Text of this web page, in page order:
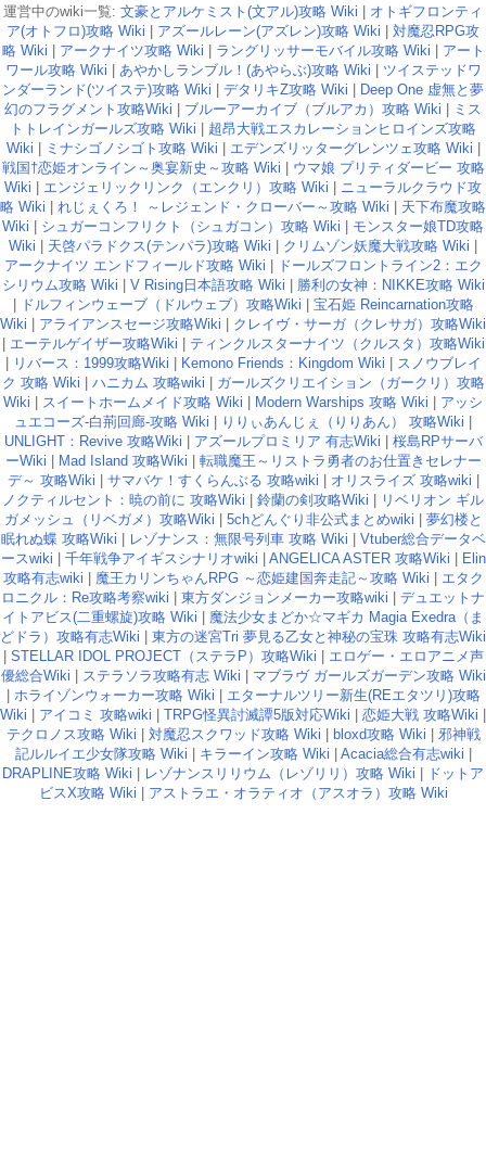
運営中のwiki一覧: 文豪とアルケミスト(文アル)攻略 Wiki | オトギフロンティ
ア(オトフロ)攻略 Wiki | アズールレーン(アズレン)攻略 Wiki | 対魔忍RPG攻
略 Wiki | アークナイツ攻略 Wiki | ラングリッサーモバイル攻略 Wiki | アート
ワール攻略 Wiki | あやかしランブル！(あやらぶ)攻略 Wiki | ツイステッドワ
ンダーランド(ツイステ)攻略 Wiki | デタリキZ攻略 Wiki | Deep One 虚無と夢
幻のフラグメント攻略Wiki | ブルーアーカイブ（ブルアカ）攻略 Wiki | ミス
トトレインガールズ攻略 Wiki | 超昂大戦エスカレーションヒロインズ攻略
Wiki | ミナシゴノシゴト攻略 Wiki | エデンズリッターグレンツェ攻略 Wiki |
戦国†恋姫オンライン～奥宴新史～攻略 Wiki | ウマ娘 プリティダービー 攻略
Wiki | エンジェリックリンク（エンクリ）攻略 Wiki | ニューラルクラウド攻
略 Wiki | れじぇくろ！ ～レジェンド・クローバー～攻略 Wiki | 天下布魔攻略
Wiki | シュガーコンフリクト（シュガコン）攻略 Wiki | モンスター娘TD攻略
Wiki | 天啓パラドクス(テンパラ)攻略 Wiki | クリムゾン妖魔大戦攻略 Wiki |
アークナイツ エンドフィールド攻略 Wiki | ドールズフロントライン2：エク
シリウム攻略 Wiki | V Rising日本語攻略 Wiki | 勝利の女神：NIKKE攻略 Wiki
| ドルフィンウェーブ（ドルウェブ）攻略Wiki | 宝石姫 Reincarnation攻略
Wiki | アライアンスセージ攻略Wiki | クレイヴ・サーガ（クレサガ）攻略Wiki
| エーテルゲイザー攻略Wiki | ティンクルスターナイツ（クルスタ）攻略Wiki
| リバース：1999攻略Wiki | Kemono Friends：Kingdom Wiki | スノウブレイ
ク 攻略 Wiki | ハニカム 攻略wiki | ガールズクリエイション（ガークリ）攻略
Wiki | スイートホームメイド攻略 Wiki | Modern Warships 攻略 Wiki | アッシ
ュエコーズ-白荊回廊-攻略 Wiki | りりぃあんじぇ（りりあん） 攻略Wiki |
UNLIGHT：Revive 攻略Wiki | アズールプロミリア 有志Wiki | 桜島RPサーバ
ーWiki | Mad Island 攻略Wiki | 転職魔王～リストラ勇者のお仕置きセレナー
デ～ 攻略Wiki | サマバケ！すくらんぶる 攻略wiki | オリスライズ 攻略wiki |
ノクティルセント：暁の前に 攻略Wiki | 鈴蘭の剣攻略Wiki | リベリオン ギル
ガメッシュ（リベガメ）攻略Wiki | 5chどんぐり非公式まとめwiki | 夢幻楼と
眠れぬ蝶 攻略Wiki | レゾナンス：無限号列車 攻略 Wiki | Vtuber総合データベ
ースwiki | 千年戦争アイギスシナリオwiki | ANGELICA ASTER 攻略Wiki | Elin
攻略有志wiki | 魔王カリンちゃんRPG ～恋姫建国奔走記～攻略 Wiki | エタク
ロニクル：Re攻略考察wiki | 東方ダンジョンメーカー攻略wiki | デュエットナ
イトアビス(二重螺旋)攻略 Wiki | 魔法少女まどか☆マギカ Magia Exedra（ま
どドラ）攻略有志Wiki | 東方の迷宮Tri 夢見る乙女と神秘の宝珠 攻略有志Wiki
| STELLAR IDOL PROJECT（ステラP）攻略Wiki | エロゲー・エロアニメ声
優総合Wiki | ステラソラ攻略有志 Wiki | マブラヴ ガールズガーデン攻略 Wiki
| ホライゾンウォーカー攻略 Wiki | エターナルツリー新生(REエタツリ)攻略
Wiki | アイコミ 攻略wiki | TRPG怪異討滅譚5版対応Wiki | 恋姫大戦 攻略Wiki |
テクロノス攻略 Wiki | 対魔忍スクワッド攻略 Wiki | bloxd攻略 Wiki | 邪神戦
記ルルイエ少女隊攻略 Wiki | キラーイン攻略 Wiki | Acacia総合有志wiki |
DRAPLINE攻略 Wiki | レゾナンスリリウム（レゾリリ）攻略 Wiki | ドットア
ビスX攻略 Wiki | アストラエ・オラティオ（アスオラ）攻略 Wiki